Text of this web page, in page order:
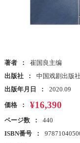
著者
崔国良主编
出版社
中国戏剧出版社
出版年月日
2020.09
価格 ¥16,390
ページ数
440
ISBN番号